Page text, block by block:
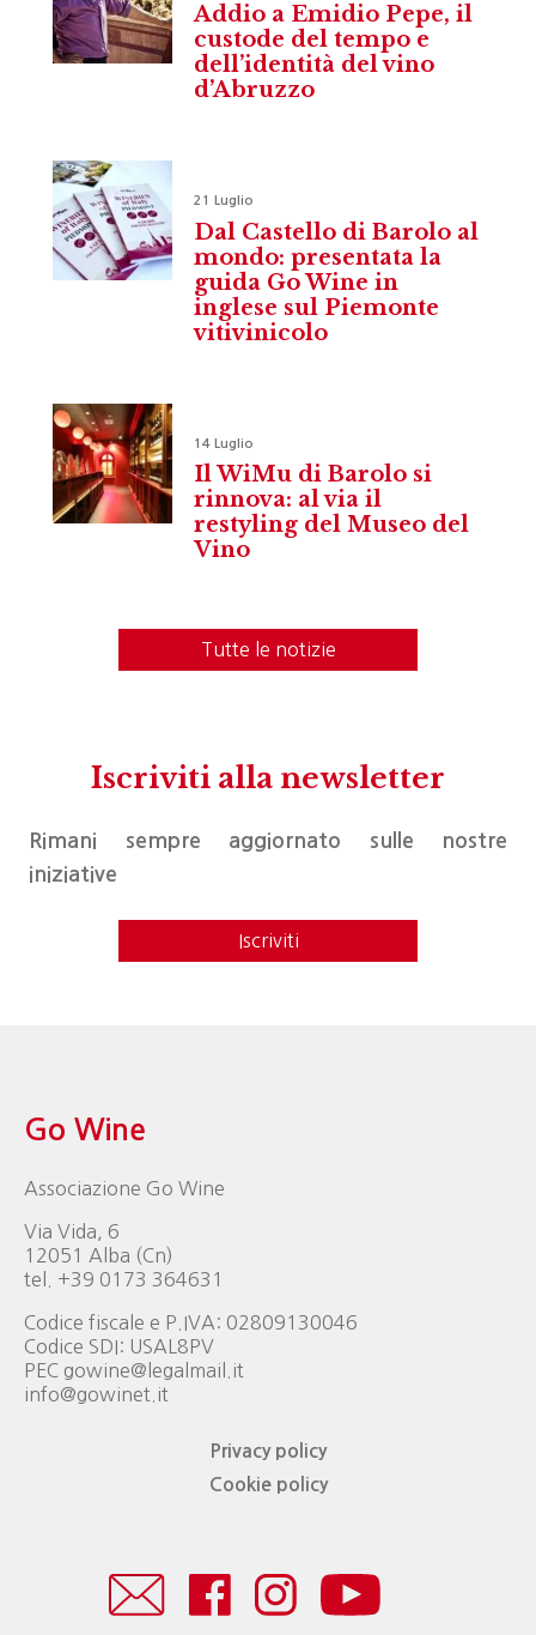
Addio a Emidio Pepe, il
custode del tempo e
dell’identità del vino
d’Abruzzo
21 Luglio
Dal Castello di Barolo al
mondo: presentata la
guida Go Wine in
inglese sul Piemonte
vitivinicolo
14 Luglio
Il WiMu di Barolo si
rinnova: al via il
restyling del Museo del
Vino
Tutte le notizie
Iscriviti alla newsletter
Rimani sempre aggiornato sulle nostre
iniziative
Iscriviti
Go Wine
Associazione Go Wine
Via Vida, 6
12051 Alba (Cn)
tel. +39 0173 364631
Codice fiscale e P.IVA: 02809130046
Codice SDI: USAL8PV
PEC gowine@legalmail.it
info@gowinet.it
Privacy policy
Cookie policy